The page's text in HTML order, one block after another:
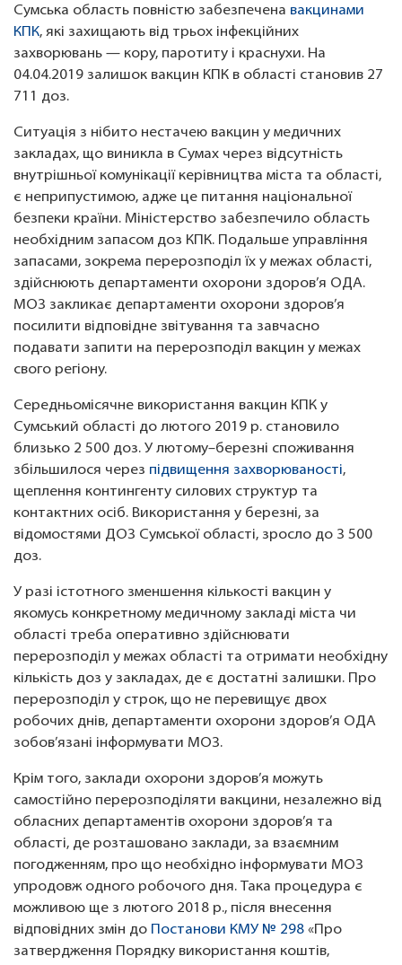
Сумська область повністю забезпечена вакцинами
КПК, які захищають від трьох інфекційних
захворювань — кору, паротиту і краснухи. На
04.04.2019 залишок вакцин КПК в області становив 27
711 доз.
Ситуація з нібито нестачею вакцин у медичних
закладах, що виникла в Сумах через відсутність
внутрішньої комунікації керівництва міста та області,
є неприпустимою, адже це питання національної
безпеки країни. Міністерство забезпечило область
необхідним запасом доз КПК. Подальше управління
запасами, зокрема перерозподіл їх у межах області,
здійснюють департаменти охорони здоров’я ОДА.
МОЗ закликає департаменти охорони здоров’я
посилити відповідне звітування та завчасно
подавати запити на перерозподіл вакцин у межах
свого регіону.
Середньомісячне використання вакцин КПК у
Сумський області до лютого 2019 р. становило
близько 2 500 доз. У лютому–березні споживання
збільшилося через підвищення захворюваності,
щеплення контингенту силових структур та
контактних осіб. Використання у березні, за
відомостями ДОЗ Сумської області, зросло до 3 500
доз.
У разі істотного зменшення кількості вакцин у
якомусь конкретному медичному закладі міста чи
області треба оперативно здійснювати
перерозподіл у межах області та отримати необхідну
кількість доз у закладах, де є достатні залишки. Про
перерозподіл у строк, що не перевищує двох
робочих днів, департаменти охорони здоров’я ОДА
зобов’язані інформувати МОЗ.
Крім того, заклади охорони здоров’я можуть
самостійно перерозподіляти вакцини, незалежно від
обласних департаментів охорони здоров’я та
області, де розташовано заклади, за взаємним
погодженням, про що необхідно інформувати МОЗ
упродовж одного робочого дня. Така процедура є
можливою ще з лютого 2018 р., після внесення
відповідних змін до Постанови КМУ № 298 «Про
затвердження Порядку використання коштів,